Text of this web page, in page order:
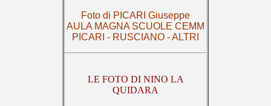
Foto di PICARI Giuseppe
AULA MAGNA SCUOLE CEMM
PICARI - RUSCIANO - ALTRI
LE FOTO DI NINO LA
QUIDARA